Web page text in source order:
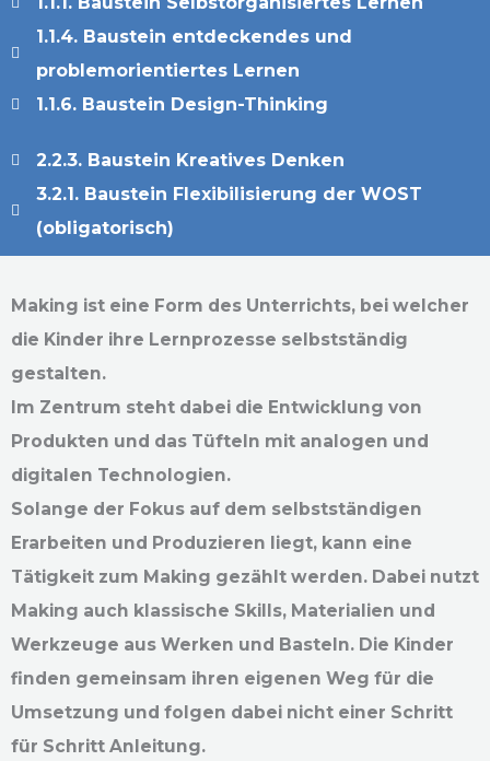
1.1.4. Baustein entdeckendes und
problemorientiertes Lernen
1.1.6. Baustein Design-Thinking
2.2.3. Baustein Kreatives Denken
3.2.1. Baustein Flexibilisierung der WOST
(obligatorisch)
Making ist eine Form des Unterrichts, bei welcher
die Kinder ihre Lernprozesse selbstständig
gestalten.
Im Zentrum steht dabei die Entwicklung von
Produkten und das Tüfteln mit analogen und
digitalen Technologien.
Solange der Fokus auf dem selbstständigen
Erarbeiten und Produzieren liegt, kann eine
Tätigkeit zum Making gezählt werden. Dabei nutzt
Making auch klassische Skills, Materialien und
Werkzeuge aus Werken und Basteln. Die Kinder
finden gemeinsam ihren eigenen Weg für die
Umsetzung und folgen dabei nicht einer Schritt
für Schritt Anleitung.